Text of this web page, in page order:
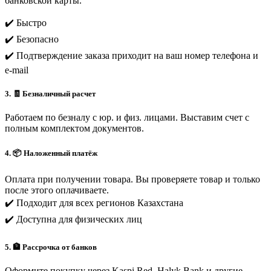
✔️ Быстро
✔️ Безопасно
✔️ Подтверждение заказа приходит на ваш номер телефона и
e-mail
3. 🧾 Безналичный расчет
Работаем по безналу с юр. и физ. лицами. Выставим счет с
полным комплектом документов.
4. 📦 Наложенный платёж
Оплата при получении товара. Вы проверяете товар и только
после этого оплачиваете.
✔️ Подходит для всех регионов Казахстана
✔️ Доступна для физических лиц
5. 🏦 Рассрочка от банков